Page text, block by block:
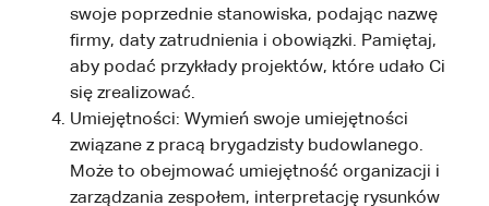
swoje poprzednie stanowiska, podając nazwę
firmy, daty zatrudnienia i obowiązki. Pamiętaj,
aby podać przykłady projektów, które udało Ci
się zrealizować.
Umiejętności: Wymień swoje umiejętności
związane z pracą brygadzisty budowlanego.
Może to obejmować umiejętność organizacji i
zarządzania zespołem, interpretację rysunków